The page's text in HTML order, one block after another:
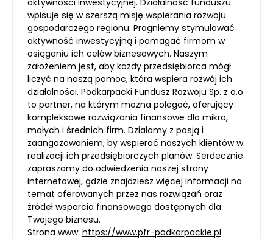
wpisuje się w szerszą misję wspierania rozwoju
gospodarczego regionu. Pragniemy stymulować
aktywność inwestycyjną i pomagać firmom w
osiąganiu ich celów biznesowych. Naszym
założeniem jest, aby każdy przedsiębiorca mógł
liczyć na naszą pomoc, która wspiera rozwój ich
działalności. Podkarpacki Fundusz Rozwoju Sp. z o.o.
to partner, na którym można polegać, oferujący
kompleksowe rozwiązania finansowe dla mikro,
małych i średnich firm. Działamy z pasją i
zaangażowaniem, by wspierać naszych klientów w
realizacji ich przedsiębiorczych planów. Serdecznie
zapraszamy do odwiedzenia naszej strony
internetowej, gdzie znajdziesz więcej informacji na
temat oferowanych przez nas rozwiązań oraz
źródeł wsparcia finansowego dostępnych dla
Twojego biznesu.
Strona www: https://www.pfr-podkarpackie.pl